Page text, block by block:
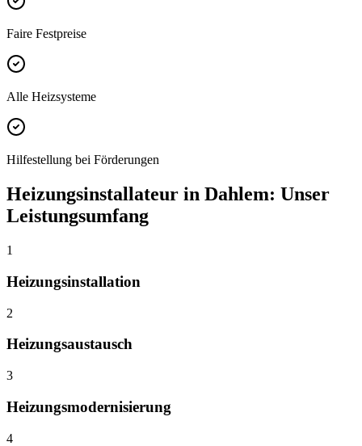
Faire Festpreise
Alle Heizsysteme
Hilfestellung bei Förderungen
Heizungsinstallateur in Dahlem: Unser
Leistungsumfang
1
Heizungsinstallation
2
Heizungsaustausch
3
Heizungsmodernisierung
4